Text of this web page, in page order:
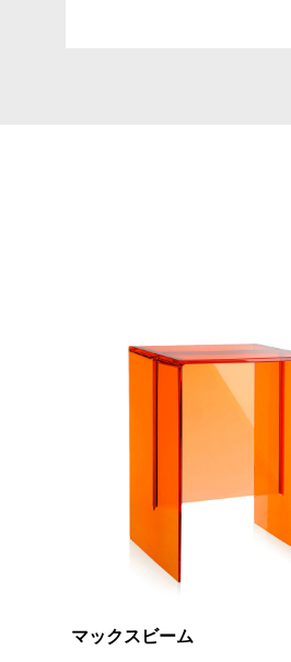
マックスビーム